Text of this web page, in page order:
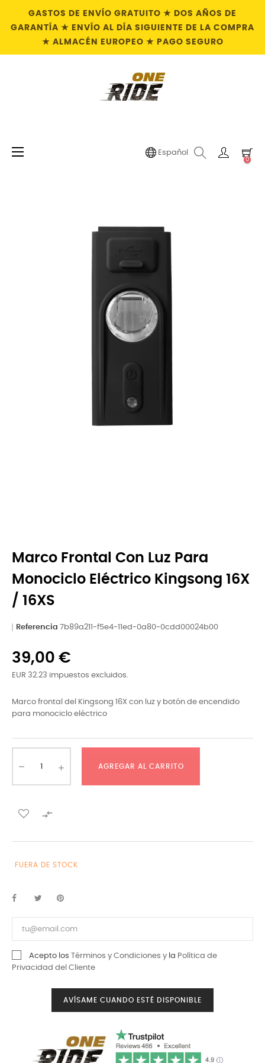
GASTOS DE ENVÍO GRATUITO ★ DOS AÑOS DE
GARANTÍA ★ ENVÍO AL DÍA SIGUIENTE DE LA COMPRA
★ ALMACÉN EUROPEO ★ PAGO SEGURO
Navegación
☰ Español
0
Marco Frontal Con Luz Para
Monociclo Eléctrico Kingsong 16X
/ 16XS
Referencia 7b89a211-f5e4-11ed-0a80-0cdd00024b00
39,00 €
EUR 32.23 impuestos excluidos.
Marco frontal del Kingsong 16X con luz y botón de encendido
para monociclo eléctrico
AGREGAR AL CARRITO

FUERA DE STOCK
Acepto los Términos y Condiciones y la Política de
Privacidad del Cliente
AVÍSAME CUANDO ESTÉ DISPONIBLE